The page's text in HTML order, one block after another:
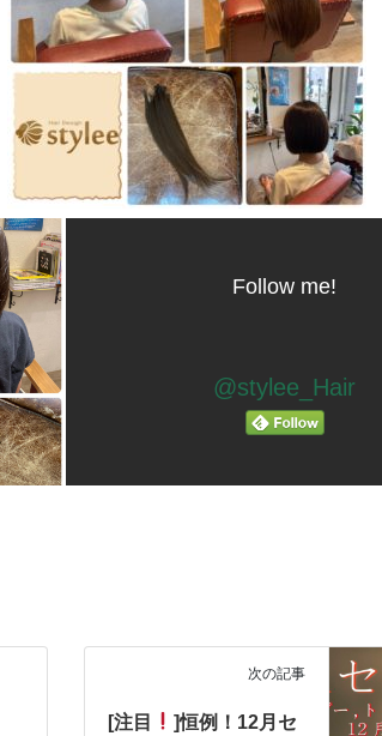
Follow me!
@stylee_Hair
次の記事
[注目
]恒例！12月セ